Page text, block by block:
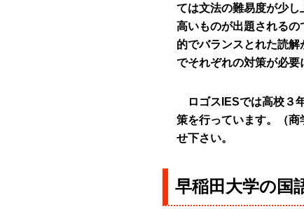
ては文法の難易度が少
高いものが出題される
的でバランスとれた読
でそれぞれの対策が必要
ロゴスIESでは高校３
策を行っています。（
せ下さい。
早稲田大学の国